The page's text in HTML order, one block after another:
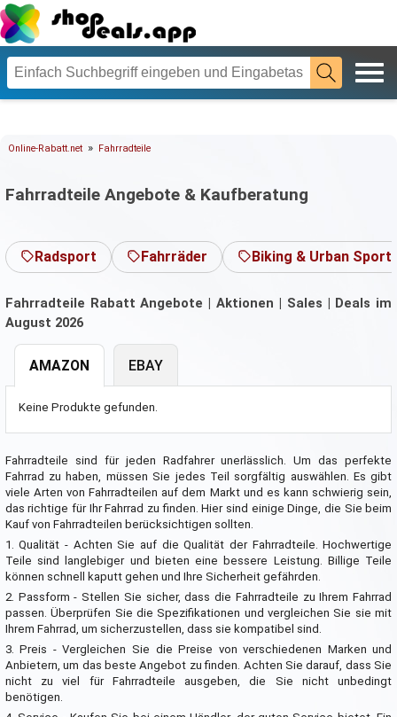
Online-Rabatt.net » Fahrradteile
Fahrradteile Angebote & Kaufberatung
Radsport Fahrräder Biking & Urban Sport
Fahrradteile Rabatt Angebote | Aktionen | Sales | Deals im
August 2026
AMAZON
Keine Produkte gefunden.
EBAY
Fahrradteile sind für jeden Radfahrer unerlässlich. Um das perfekte
Fahrrad zu haben, müssen Sie jedes Teil sorgfältig auswählen. Es gibt
viele Arten von Fahrradteilen auf dem Markt und es kann schwierig sein,
das richtige für Ihr Fahrrad zu finden. Hier sind einige Dinge, die Sie beim
Kauf von Fahrradteilen berücksichtigen sollten.
1. Qualität - Achten Sie auf die Qualität der Fahrradteile. Hochwertige
Teile sind langlebiger und bieten eine bessere Leistung. Billige Teile
können schnell kaputt gehen und Ihre Sicherheit gefährden.
2. Passform - Stellen Sie sicher, dass die Fahrradteile zu Ihrem Fahrrad
passen. Überprüfen Sie die Spezifikationen und vergleichen Sie sie mit
Ihrem Fahrrad, um sicherzustellen, dass sie kompatibel sind.
3. Preis - Vergleichen Sie die Preise von verschiedenen Marken und
Anbietern, um das beste Angebot zu finden. Achten Sie darauf, dass Sie
nicht zu viel für Fahrradteile ausgeben, die Sie nicht unbedingt
benötigen.